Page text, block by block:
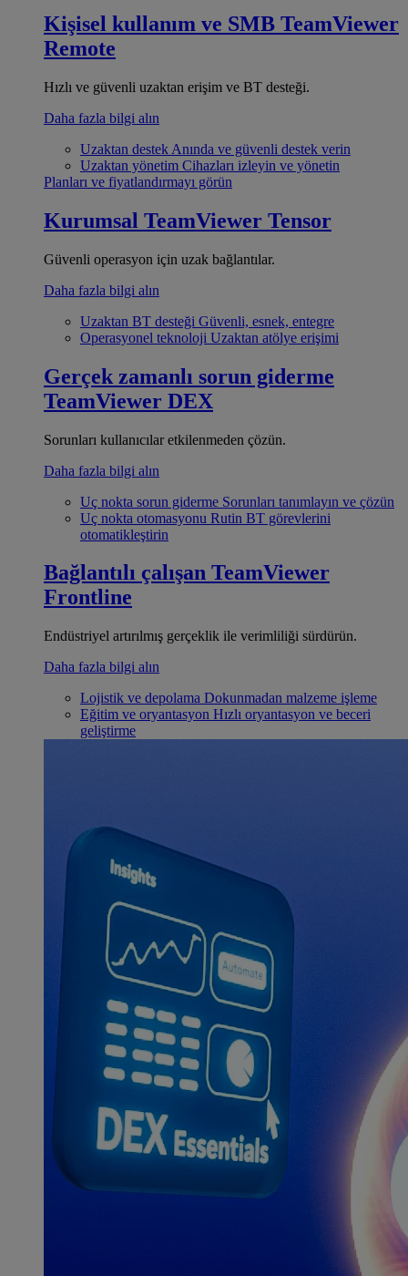
Kişisel kullanım ve SMB TeamViewer
Remote
Hızlı ve güvenli uzaktan erişim ve BT desteği.
Daha fazla bilgi alın
Uzaktan destek Anında ve güvenli destek verin
Uzaktan yönetim Cihazları izleyin ve yönetin
Planları ve fiyatlandırmayı görün
Kurumsal TeamViewer Tensor
Güvenli operasyon için uzak bağlantılar.
Daha fazla bilgi alın
Uzaktan BT desteği Güvenli, esnek, entegre
Operasyonel teknoloji Uzaktan atölye erişimi
Gerçek zamanlı sorun giderme
TeamViewer DEX
Sorunları kullanıcılar etkilenmeden çözün.
Daha fazla bilgi alın
Uç nokta sorun giderme Sorunları tanımlayın ve çözün
Uç nokta otomasyonu Rutin BT görevlerini
otomatikleştirin
Bağlantılı çalışan TeamViewer
Frontline
Endüstriyel artırılmış gerçeklik ile verimliliği sürdürün.
Daha fazla bilgi alın
Lojistik ve depolama Dokunmadan malzeme işleme
Eğitim ve oryantasyon Hızlı oryantasyon ve beceri
geliştirme